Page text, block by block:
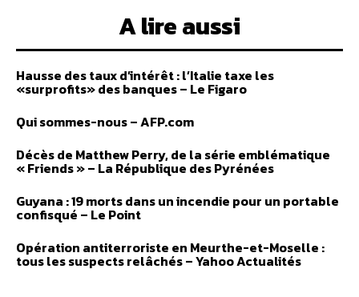
A lire aussi
Hausse des taux d’intérêt : l’Italie taxe les
«surprofits» des banques – Le Figaro
Qui sommes-nous – AFP.com
Décès de Matthew Perry, de la série emblématique
« Friends » – La République des Pyrénées
Guyana : 19 morts dans un incendie pour un portable
confisqué – Le Point
Opération antiterroriste en Meurthe-et-Moselle :
tous les suspects relâchés – Yahoo Actualités